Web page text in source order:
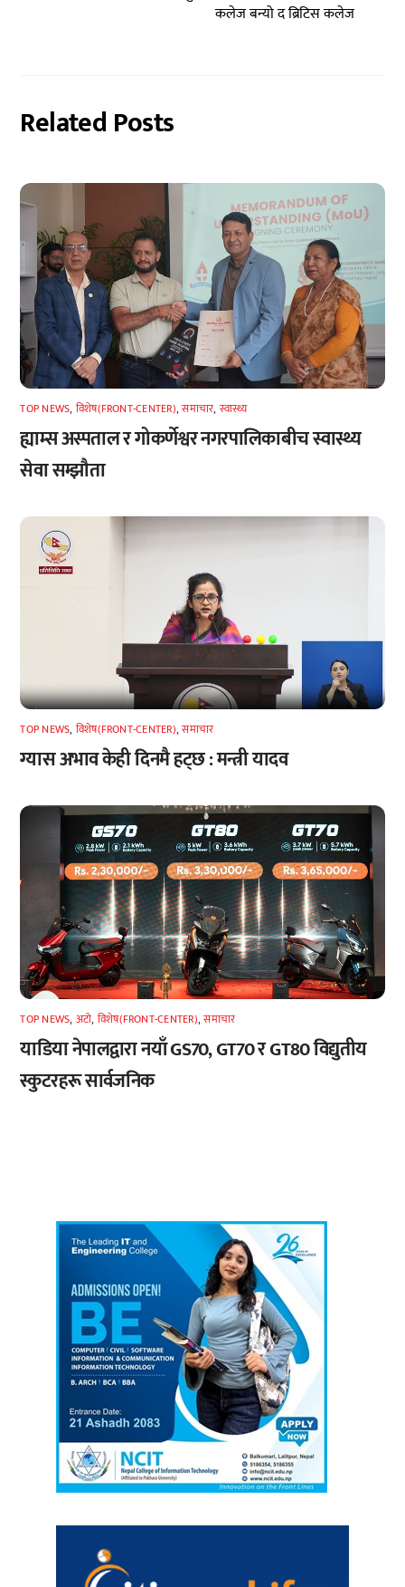
कलेज बन्यो द ब्रिटिस कलेज
Related Posts
TOP NEWS, विशेष(FRONT-CENTER),समाचार, स्वास्थ्य
ह्याम्स अस्पताल र गोकर्णेश्वर नगरपालिकाबीच स्वास्थ्य
सेवा सम्झौता
TOP NEWS, विशेष(FRONT-CENTER),समाचार
ग्यास अभाव केही दिनमै हट्छ : मन्त्री यादव
TOP NEWS, अटाे, विशेष(FRONT-CENTER),समाचार
याडिया नेपालद्वारा नयाँ GS70, GT70 र GT80 विद्युतीय
स्कुटरहरू सार्वजनिक